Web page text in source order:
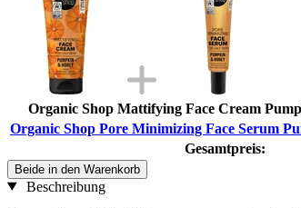
Organic Shop Mattifying Face Cream
Organic Shop Pore Minimizing Face Serum
Gesamtpreis:
Beide in den Warenkorb
Beschreibung